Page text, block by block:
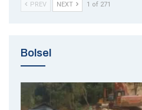
PREV NEXT 1 of 271
Bolsel